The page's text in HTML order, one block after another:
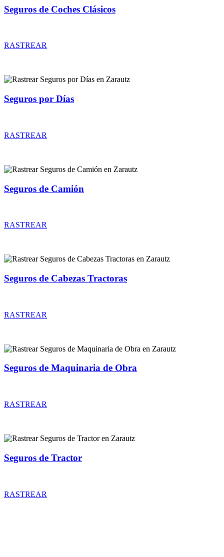
Seguros de Coches Clásicos
RASTREAR
Seguros por Días
RASTREAR
Seguros de Camión
RASTREAR
Seguros de Cabezas Tractoras
RASTREAR
Seguros de Maquinaria de Obra
RASTREAR
Seguros de Tractor
RASTREAR